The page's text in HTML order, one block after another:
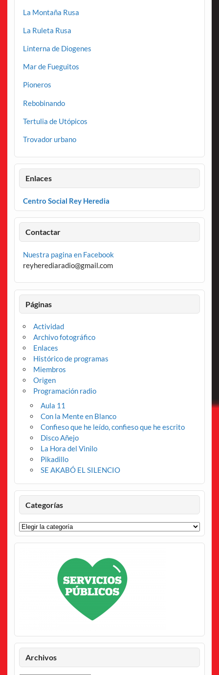
La Montaña Rusa
La Ruleta Rusa
Linterna de Diogenes
Mar de Fueguitos
Pioneros
Rebobinando
Tertulia de Utópicos
Trovador urbano
Enlaces
Centro Social Rey Heredia
Contactar
Nuestra pagina en Facebook
reyherediaradio@gmail.com
Páginas
Actividad
Archivo fotográfico
Enlaces
Histórico de programas
Miembros
Origen
Programación radio
Aula 11
Con la Mente en Blanco
Confieso que he leído, confieso que he escrito
Disco Añejo
La Hora del Vinilo
Pikadillo
SE AKABÓ EL SILENCIO
Categorías
Categorías
Archivos